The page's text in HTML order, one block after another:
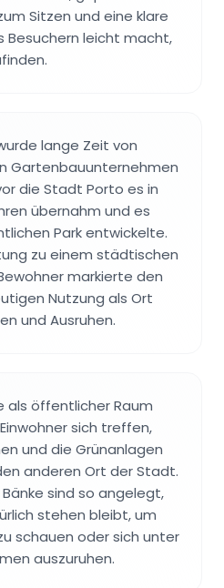
Sitzen und eine klare
Besuchern leicht macht,
lange Zeit von
Gartenbauunternehmen
die Stadt Porto es in
übernahm und es
Park entwickelte.
zu einem städtischen
markierte den
Nutzung als Ort
und Ausruhen.
als öffentlicher Raum
sich treffen,
und die Grünanlagen
anderen Ort der Stadt.
sind so angelegt,
stehen bleibt, um
schauen oder sich unter
auszuruhen.